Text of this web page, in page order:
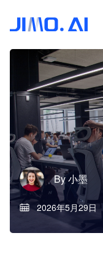
By小墨
2026年5月29日